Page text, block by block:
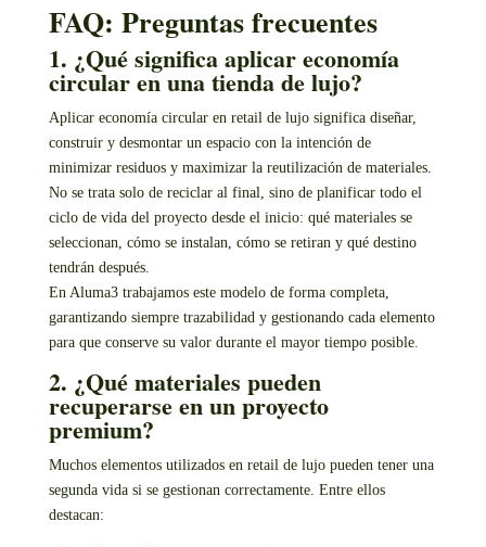
FAQ: Preguntas frecuentes
1. ¿Qué significa aplicar economía
circular en una tienda de lujo?
Aplicar economía circular en retail de lujo significa diseñar,
construir y desmontar un espacio con la intención de
minimizar residuos y maximizar la reutilización de materiales.
No se trata solo de reciclar al final, sino de planificar todo el
ciclo de vida del proyecto desde el inicio: qué materiales se
seleccionan, cómo se instalan, cómo se retiran y qué destino
tendrán después.
En Aluma3 trabajamos este modelo de forma completa,
garantizando siempre trazabilidad y gestionando cada elemento
para que conserve su valor durante el mayor tiempo posible.
2. ¿Qué materiales pueden
recuperarse en un proyecto
premium?
Muchos elementos utilizados en retail de lujo pueden tener una
segunda vida si se gestionan correctamente. Entre ellos
destacan: